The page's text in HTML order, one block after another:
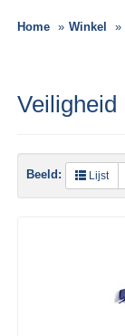
Home Winkel
Veiligheid
Beeld: Lijst